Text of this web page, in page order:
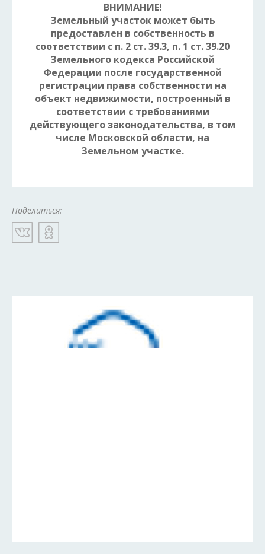
ВНИМАНИЕ!
Земельный участок может быть
предоставлен в собственность в
соответствии с п. 2 ст. 39.3, п. 1 ст. 39.20
Земельного кодекса Российской
Федерации после государственной
регистрации права собственности на
объект недвижимости, построенный в
соответствии с требованиями
действующего законодательства, в том
числе Московской области, на
Земельном участке.
Поделиться: